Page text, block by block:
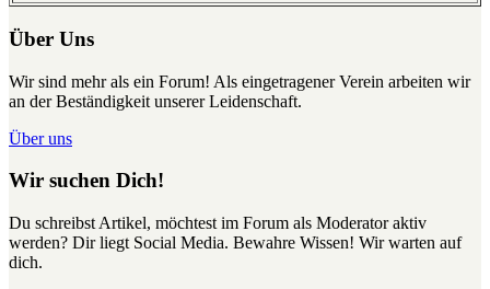
Über Uns
Wir sind mehr als ein Forum! Als eingetragener Verein arbeiten wir
an der Beständigkeit unserer Leidenschaft.
Über uns
Wir suchen Dich!
Du schreibst Artikel, möchtest im Forum als Moderator aktiv
werden? Dir liegt Social Media. Bewahre Wissen! Wir warten auf
dich.